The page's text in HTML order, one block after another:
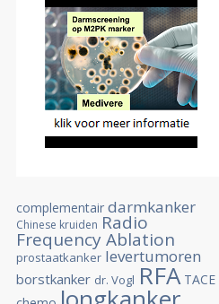
complementair darmkanker
Chinese kruiden Radio
Frequency Ablation
prostaatkanker levertumoren
borstkanker dr. Vogl RFA TACE